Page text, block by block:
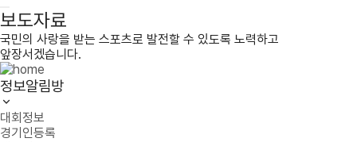
보도자료
국민의 사랑을 받는 스포츠로 발전할 수 있도록 노력하고
앞장서겠습니다.
정보알림방
대회정보
경기인등록